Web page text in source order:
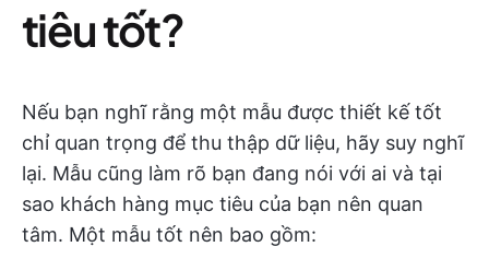
tiêu tốt?
Nếu bạn nghĩ rằng một mẫu được thiết kế tốt
chỉ quan trọng để thu thập dữ liệu, hãy suy nghĩ
lại. Mẫu cũng làm rõ bạn đang nói với ai và tại
sao khách hàng mục tiêu của bạn nên quan
tâm. Một mẫu tốt nên bao gồm: